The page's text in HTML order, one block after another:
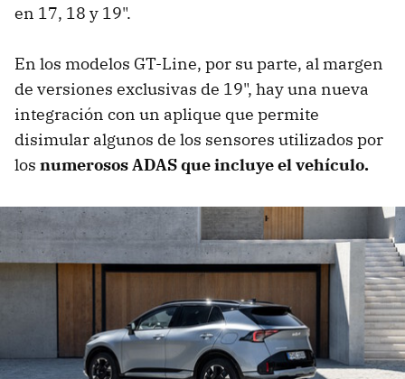
en 17, 18 y 19".
En los modelos GT-Line, por su parte, al margen
de versiones exclusivas de 19", hay una nueva
integración con un aplique que permite
disimular algunos de los sensores utilizados por
los numerosos ADAS que incluye el vehículo.